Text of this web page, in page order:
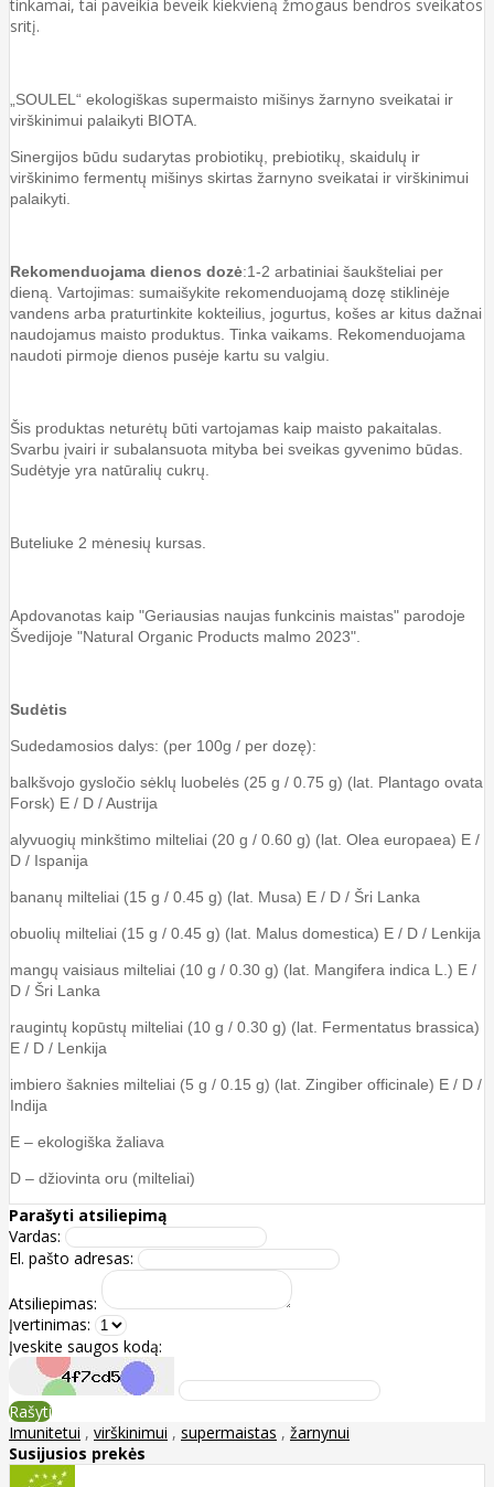
tinkamai, tai paveikia beveik kiekvieną žmogaus bendros sveikatos
sritį.
„SOULEL“ ekologiškas supermaisto mišinys žarnyno sveikatai ir
virškinimui palaikyti BIOTA.
Sinergijos būdu sudarytas probiotikų, prebiotikų, skaidulų ir
virškinimo fermentų mišinys skirtas žarnyno sveikatai ir virškinimui
palaikyti.
Rekomenduojama dienos dozė:1-2 arbatiniai šaukšteliai per
dieną. Vartojimas: sumaišykite rekomenduojamą dozę stiklinėje
vandens arba praturtinkite kokteilius, jogurtus, košes ar kitus dažnai
naudojamus maisto produktus. Tinka vaikams. Rekomenduojama
naudoti pirmoje dienos pusėje kartu su valgiu.
Šis produktas neturėtų būti vartojamas kaip maisto pakaitalas.
Svarbu įvairi ir subalansuota mityba bei sveikas gyvenimo būdas.
Sudėtyje yra natūralių cukrų.
Buteliuke 2 mėnesių kursas.
Apdovanotas kaip "Geriausias naujas funkcinis maistas" parodoje
Švedijoje "Natural Organic Products malmo 2023".
Sudėtis
Sudedamosios dalys: (per 100g / per dozę):
balkšvojo gysločio sėklų luobelės (25 g / 0.75 g) (lat. Plantago ovata
Forsk) E / D / Austrija
alyvuogių minkštimo milteliai (20 g / 0.60 g) (lat. Olea europaea) E /
D / Ispanija
bananų milteliai (15 g / 0.45 g) (lat. Musa) E / D / Šri Lanka
obuolių milteliai (15 g / 0.45 g) (lat. Malus domestica) E / D / Lenkija
mangų vaisiaus milteliai (10 g / 0.30 g) (lat. Mangifera indica L.) E /
D / Šri Lanka
raugintų kopūstų milteliai (10 g / 0.30 g) (lat. Fermentatus brassica)
E / D / Lenkija
imbiero šaknies milteliai (5 g / 0.15 g) (lat. Zingiber officinale) E / D /
Indija
E – ekologiška žaliava
D – džiovinta oru (milteliai)
Parašyti atsiliepimą
Vardas:
El. pašto adresas:
Atsiliepimas:
Įvertinimas:
Įveskite saugos kodą:
Rašyti
Imunitetui , virškinimui , supermaistas , žarnynui
Susijusios prekės